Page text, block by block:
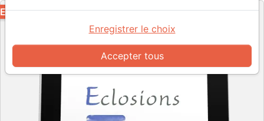
EPUB
Accepter tous
Enregistrer le choix